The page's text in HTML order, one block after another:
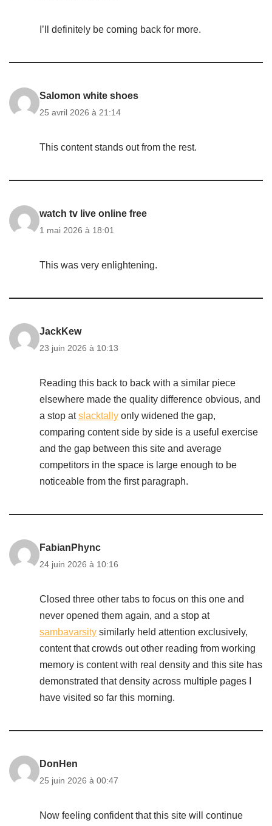
I’ll definitely be coming back for more.
Salomon white shoes
25 avril 2026 à 21:14
This content stands out from the rest.
watch tv live online free
1 mai 2026 à 18:01
This was very enlightening.
JackKew
23 juin 2026 à 10:13
Reading this back to back with a similar piece
elsewhere made the quality difference obvious, and
a stop atslacktally only widened the gap,
comparing content side by side is a useful exercise
and the gap between this site and average
competitors in the space is large enough to be
noticeable from the first paragraph.
FabianPhync
24 juin 2026 à 10:16
Closed three other tabs to focus on this one and
never opened them again, and a stop at
sambavarsity similarly held attention exclusively,
content that crowds out other reading from working
memory is content with real density and this site has
demonstrated that density across multiple pages I
have visited so far this morning.
DonHen
25 juin 2026 à 00:47
Now feeling confident that this site will continue